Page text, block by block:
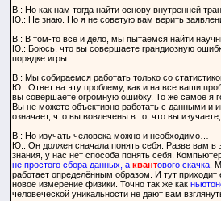
В.: Но как нам тогда найти основу внутренней
Ю.: Не знаю. Но я не советую вам верить
В.: В том-то всё и дело, мы пытаемся найти
Ю.: Боюсь, что вы совершаете грандиозную
порядке игры.
В.: Мы собираемся работать только со
Ю.: Ответ на эту проблему, как и на все ваши
вы совершаете огромную ошибку. То же самое я
Вы не можете объективно работать с данными и
означает, что вы вовлечены в то, что вы
В.: Но изучать человека можно и необходимо…
Ю.: Он должен сначала понять себя. Разве вам в
знания, у нас нет способа понять себя.
не простого сбора данных, а квантового скачка.
работает определённым образом. И тут
новое измерение физики. Точно так же как
человеческой уникальности не дают вам